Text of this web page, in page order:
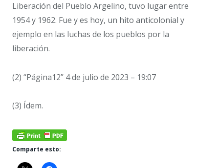
Liberación del Pueblo Argelino, tuvo lugar entre
1954 y 1962. Fue y es hoy, un hito anticolonial y
ejemplo en las luchas de los pueblos por la
liberación.
(2) “Página12” 4 de julio de 2023 – 19:07
(3) Ídem.
Comparte esto: